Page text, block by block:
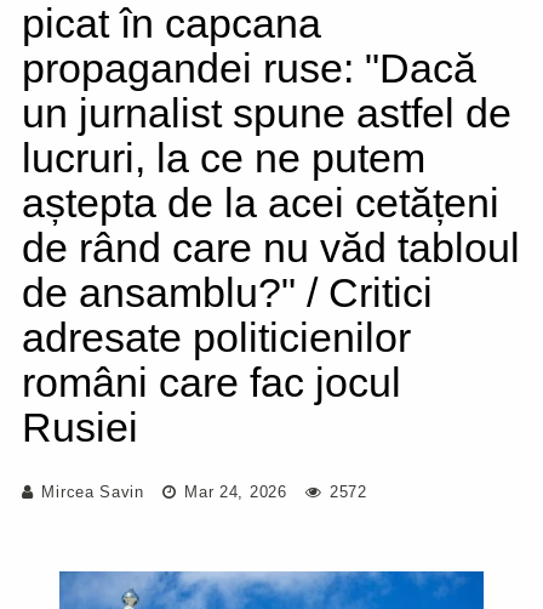
picat în capcana
propagandei ruse: "Dacă
un jurnalist spune astfel de
lucruri, la ce ne putem
aștepta de la acei cetățeni
de rând care nu văd tabloul
de ansamblu?" / Critici
adresate politicienilor
români care fac jocul
Rusiei
Mircea Savin Mar 24, 2026 2572